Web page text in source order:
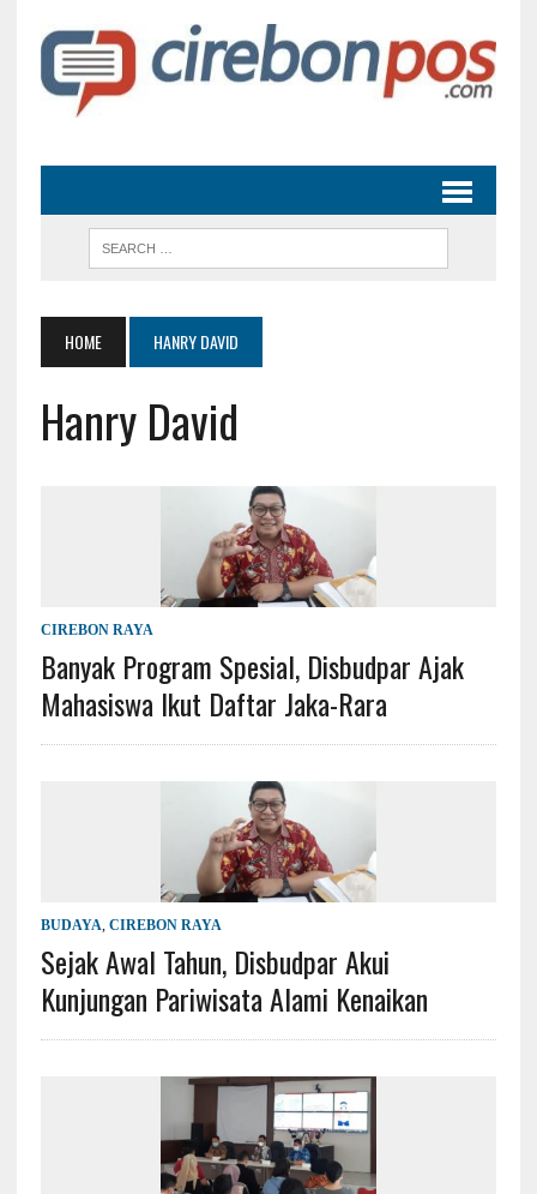
HOME HANRY DAVID
Hanry David
CIREBON RAYA
Banyak Program Spesial, Disbudpar Ajak
Mahasiswa Ikut Daftar Jaka-Rara
BUDAYA, CIREBON RAYA
Sejak Awal Tahun, Disbudpar Akui
Kunjungan Pariwisata Alami Kenaikan